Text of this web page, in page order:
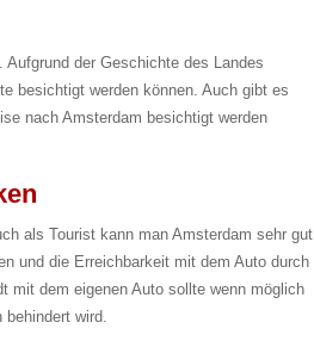
. Aufgrund der Geschichte des Landes
besichtigt werden können. Auch gibt es
nach Amsterdam besichtigt werden
als Tourist kann man Amsterdam sehr gut
und die Erreichbarkeit mit dem Auto durch
mit dem eigenen Auto sollte wenn möglich
behindert wird.